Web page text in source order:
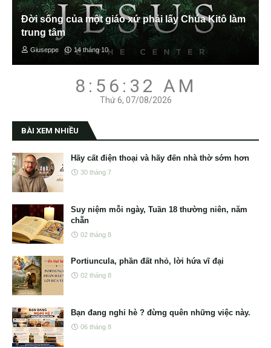
Đời sống của một giáo xứ phải lấy Chúa Kitô làm
trung tâm
Giuseppe 14 tháng 10
8:56:32 AM
Thứ 6, 07/08/2026
BÀI XEM NHIỀU
Hãy cất điện thoại và hãy đến nhà thờ sớm hơn
30 tháng 7
Suy niệm mỗi ngày, Tuần 18 thường niên, năm
chẵn
02 tháng 8
Portiuncula, phần đất nhỏ, lời hứa vĩ đại
02 tháng 8
Bạn đang nghỉ hè ? đừng quên những việc này.
06 tháng 8